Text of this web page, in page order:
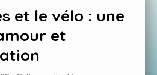
et le vélo : une
et